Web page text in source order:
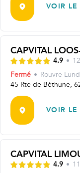
VOIR LE
CAPVITAL
4.9 • 12
Fermé • Rouvre
45 Rte de Béthune,
VOIR LE
CAPVITAL
4.9 • 11